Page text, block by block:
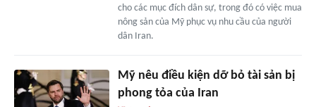
cho các mục đích dân sự, trong đó có việc mua
nông sản của Mỹ phục vụ nhu cầu của người
dân Iran.
Mỹ nêu điều kiện dỡ bỏ tài sản bị
phong tỏa của Iran